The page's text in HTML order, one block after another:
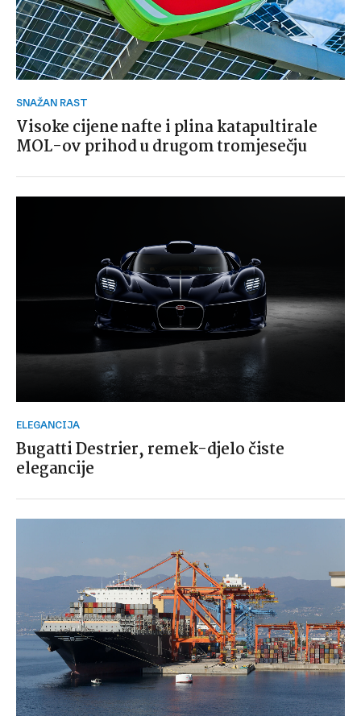
SNAŽAN RAST
Visoke cijene nafte i plina katapultirale
MOL-ov prihod u drugom tromjesečju
ELEGANCIJA
Bugatti Destrier, remek-djelo čiste
elegancije